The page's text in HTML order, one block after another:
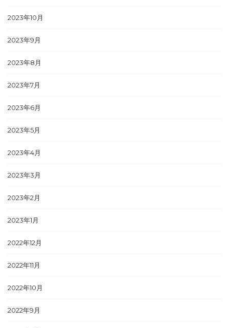
2023年10月
2023年9月
2023年8月
2023年7月
2023年6月
2023年5月
2023年4月
2023年3月
2023年2月
2023年1月
2022年12月
2022年11月
2022年10月
2022年9月